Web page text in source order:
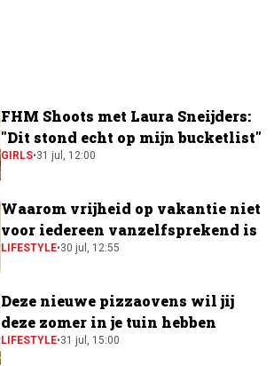
FHM Shoots met Laura Sneijders:
"Dit stond echt op mijn bucketlist"
GIRLS•31 jul, 12:00
Waarom vrijheid op vakantie niet
voor iedereen vanzelfsprekend is
LIFESTYLE•30 jul, 12:55
Deze nieuwe pizzaovens wil jij
deze zomer in je tuin hebben
LIFESTYLE•31 jul, 15:00